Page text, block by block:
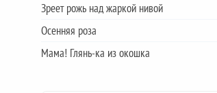
Зреет рожь над жаркой нивой
Осенняя роза
Мама! Глянь-ка из окошка